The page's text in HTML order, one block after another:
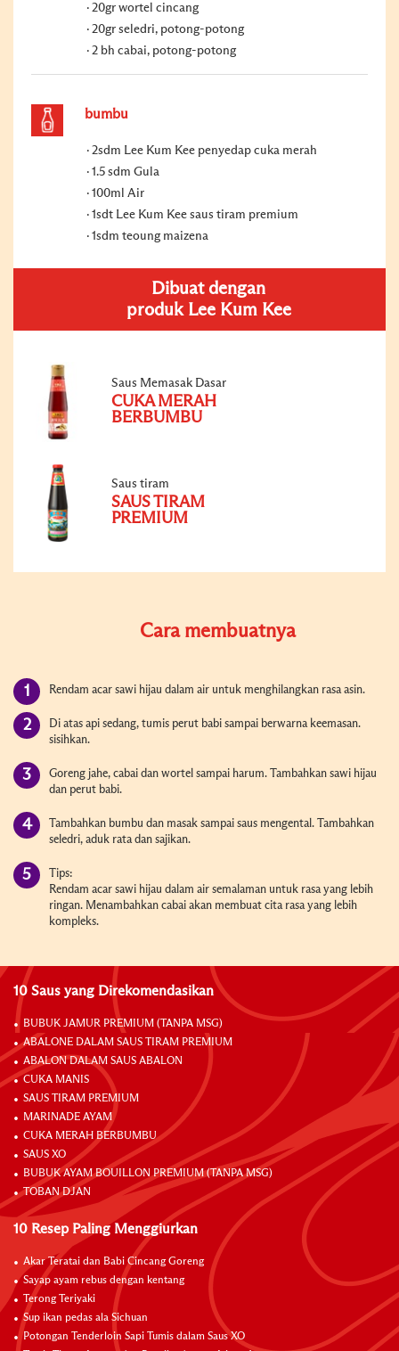
20gr wortel cincang
20gr seledri, potong-potong
2 bh cabai, potong-potong
bumbu
2sdm Lee Kum Kee penyedap cuka merah
1.5 sdm Gula
100ml Air
1sdt Lee Kum Kee saus tiram premium
1sdm teoung maizena
Dibuat dengan
produk Lee Kum Kee
Saus Memasak Dasar
CUKA MERAH
BERBUMBU
Saus tiram
SAUS TIRAM
PREMIUM
Cara membuatnya
Rendam acar sawi hijau dalam air untuk menghilangkan rasa asin.
Di atas api sedang, tumis perut babi sampai berwarna keemasan.
sisihkan.
Goreng jahe, cabai dan wortel sampai harum. Tambahkan sawi hijau
dan perut babi.
Tambahkan bumbu dan masak sampai saus mengental. Tambahkan
seledri, aduk rata dan sajikan.
Tips:
Rendam acar sawi hijau dalam air semalaman untuk rasa yang lebih
ringan. Menambahkan cabai akan membuat cita rasa yang lebih
kompleks.
10 Saus yang Direkomendasikan
BUBUK JAMUR PREMIUM (TANPA MSG)
ABALONE DALAM SAUS TIRAM PREMIUM
ABALON DALAM SAUS ABALON
CUKA MANIS
SAUS TIRAM PREMIUM
MARINADE AYAM
CUKA MERAH BERBUMBU
SAUS XO
BUBUK AYAM BOUILLON PREMIUM (TANPA MSG)
TOBAN DJAN
10 Resep Paling Menggiurkan
Akar Teratai dan Babi Cincang Goreng
Sayap ayam rebus dengan kentang
Terong Teriyaki
Sup ikan pedas ala Sichuan
Potongan Tenderloin Sapi Tumis dalam Saus XO